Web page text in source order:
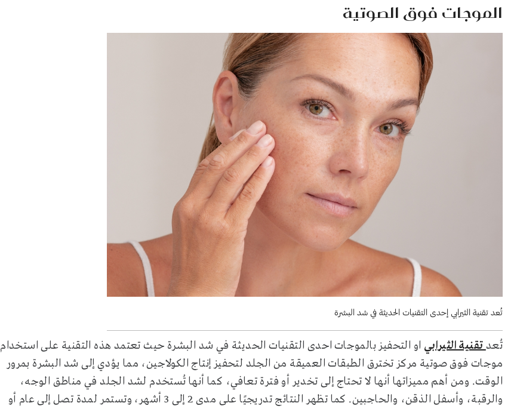
الموجات فوق الصوتية
تُعد تقنية الثيرابي إحدى التقنيات الحديثة في شد البشرة
تُعدتقنية الثيرابي او التحفيز بالموجات احدى التقنيات الحديثة في شد البشرة حيث تعتمد هذه التقنية على استخدام
موجات فوق صوتية مركز تخترق الطبقات العميقة من الجلد لتحفيز إنتاج الكولاجين، مما يؤدي إلى شد البشرة بمرور
الوقت. ومن أهم مميزاتها أنها لا تحتاج إلى تخدير أو فترة تعافي، كما أنها تُستخدم لشد الجلد في مناطق الوجه،
والرقبة، وأسفل الذقن، والحاجبين. كما تظهر النتائج تدريجيًا على مدى 2 إلى 3 أشهر، وتستمر لمدة تصل إلى عام أو